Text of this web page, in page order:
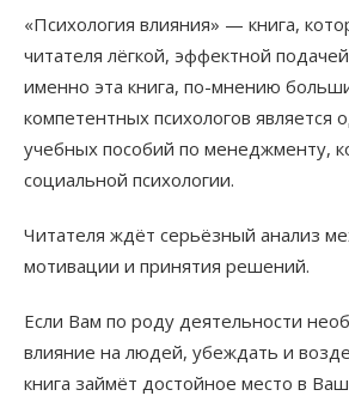
«Психология влияния» — книга,
читателя лёгкой, эффектной
именно эта книга, по-мнению
компетентных психологов является
учебных пособий по менеджменту,
социальной психологии.
Читателя ждёт серьёзный анализ
мотивации и принятия решений.
Если Вам по роду деятельности
влияние на людей, убеждать и
книга займёт достойное место в